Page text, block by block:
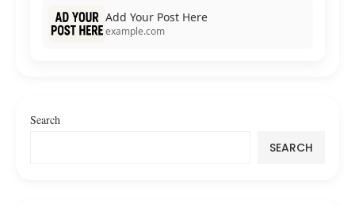
Add Your Post Here
example.com
Search
SEARCH